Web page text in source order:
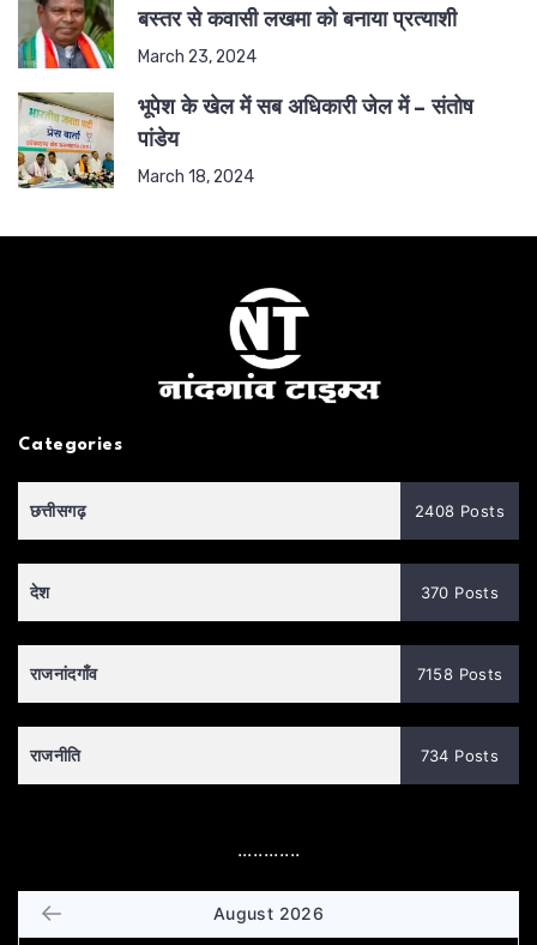
बस्तर से कवासी लखमा को बनाया प्रत्याशी
March 23, 2024
भूपेश के खेल में सब अधिकारी जेल में – संतोष
पांडेय
March 18, 2024
Categories
छत्तीसगढ़ 2408 Posts
देश 370 Posts
राजनांदगाँव 7158 Posts
राजनीति 734 Posts
............
August 2026